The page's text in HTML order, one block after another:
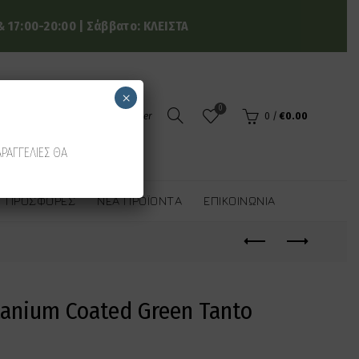
20:00 | Σάββατο: ΚΛΕΙΣΤΑ
Login / Register
0
0 / €0.00
ΠΡΟΣΦΟΡΈΣ ΝΈΑ ΠΡΟΪΌΝΤΑ ΕΠΙΚΟΙΝΩΝΊΑ
Coated Green Tanto
ΘΑ
×